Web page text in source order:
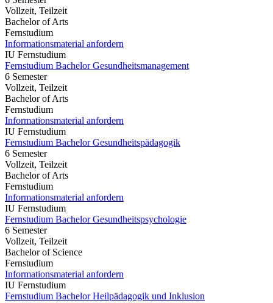
Vollzeit, Teilzeit
Bachelor of Arts
Fernstudium
Informationsmaterial anfordern
IU Fernstudium
Fernstudium Bachelor Gesundheitsmanagement
6 Semester
Vollzeit, Teilzeit
Bachelor of Arts
Fernstudium
Informationsmaterial anfordern
IU Fernstudium
Fernstudium Bachelor Gesundheitspädagogik
6 Semester
Vollzeit, Teilzeit
Bachelor of Arts
Fernstudium
Informationsmaterial anfordern
IU Fernstudium
Fernstudium Bachelor Gesundheitspsychologie
6 Semester
Vollzeit, Teilzeit
Bachelor of Science
Fernstudium
Informationsmaterial anfordern
IU Fernstudium
Fernstudium Bachelor Heilpädagogik und Inklusion